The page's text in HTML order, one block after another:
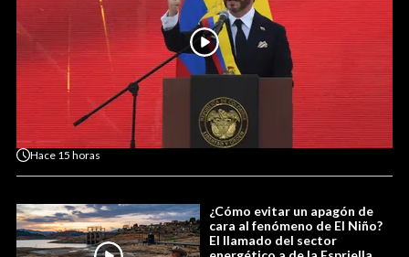
Hace 15 horas
¿Cómo evitar un apagón de
cara al fenómeno de El Niño?
El llamado del sector